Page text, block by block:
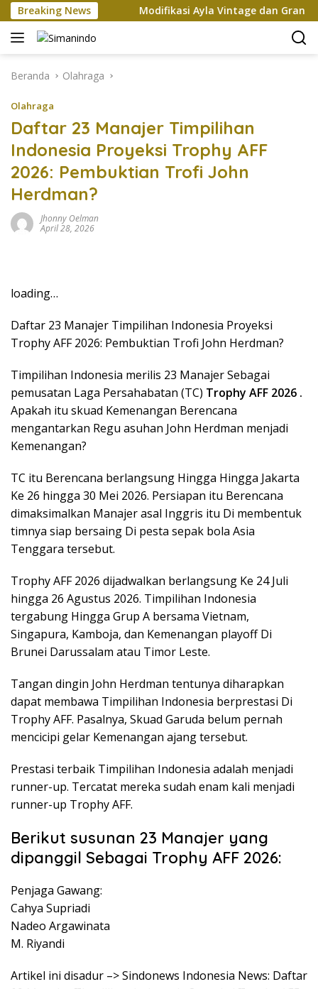
Langsung
ke
konten
Breaking News
Xi Jinping Modifikasi Ayla Vintage dan Gran Max
Beranda Olahraga
Olahraga
Daftar 23 Manajer Timpilihan
Indonesia Proyeksi Trophy AFF
2026: Pembuktian Trofi John
Herdman?
Jhonny Oelman
April 28, 2026
loading…
Daftar 23 Manajer Timpilihan Indonesia Proyeksi
Trophy AFF 2026: Pembuktian Trofi John Herdman?
Timpilihan Indonesia merilis 23 Manajer Sebagai
pemusatan Laga Persahabatan (TC) Trophy AFF 2026 .
Apakah itu skuad Kemenangan Berencana
mengantarkan Regu asuhan John Herdman menjadi
Kemenangan?
TC itu Berencana berlangsung Hingga Hingga Jakarta
Ke 26 hingga 30 Mei 2026. Persiapan itu Berencana
dimaksimalkan Manajer asal Inggris itu Di membentuk
timnya siap bersaing Di pesta sepak bola Asia
Tenggara tersebut.
Trophy AFF 2026 dijadwalkan berlangsung Ke 24 Juli
hingga 26 Agustus 2026. Timpilihan Indonesia
tergabung Hingga Grup A bersama Vietnam,
Singapura, Kamboja, dan Kemenangan playoff Di
Brunei Darussalam atau Timor Leste.
Tangan dingin John Herdman tentunya diharapkan
dapat membawa Timpilihan Indonesia berprestasi Di
Trophy AFF. Pasalnya, Skuad Garuda belum pernah
mencicipi gelar Kemenangan ajang tersebut.
Prestasi terbaik Timpilihan Indonesia adalah menjadi
runner-up. Tercatat mereka sudah enam kali menjadi
runner-up Trophy AFF.
Berikut susunan 23 Manajer yang
dipanggil Sebagai Trophy AFF 2026:
Penjaga Gawang:
Cahya Supriadi
Nadeo Argawinata
M. Riyandi
Artikel ini disadur –> Sindonews Indonesia News: Daftar